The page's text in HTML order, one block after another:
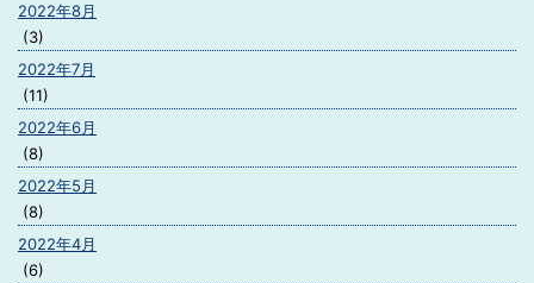
2022年8月
(3)
2022年7月
(11)
2022年6月
(8)
2022年5月
(8)
2022年4月
(6)